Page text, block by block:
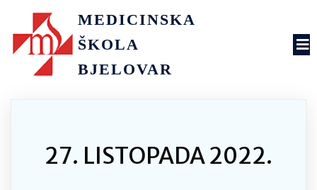
MEDICINSKA
ŠKOLA
BJELOVAR
27. LISTOPADA 2022.